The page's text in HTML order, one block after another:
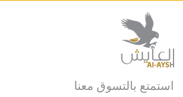
استمتع بالتسوق معنا